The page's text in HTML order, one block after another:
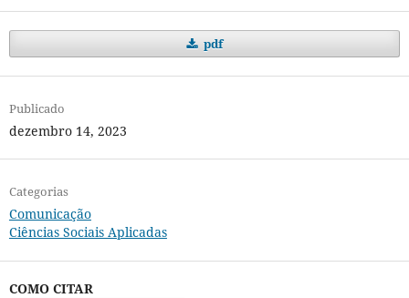
pdf
Publicado
dezembro 14, 2023
Categorias
Comunicação
Ciências Sociais Aplicadas
COMO CITAR